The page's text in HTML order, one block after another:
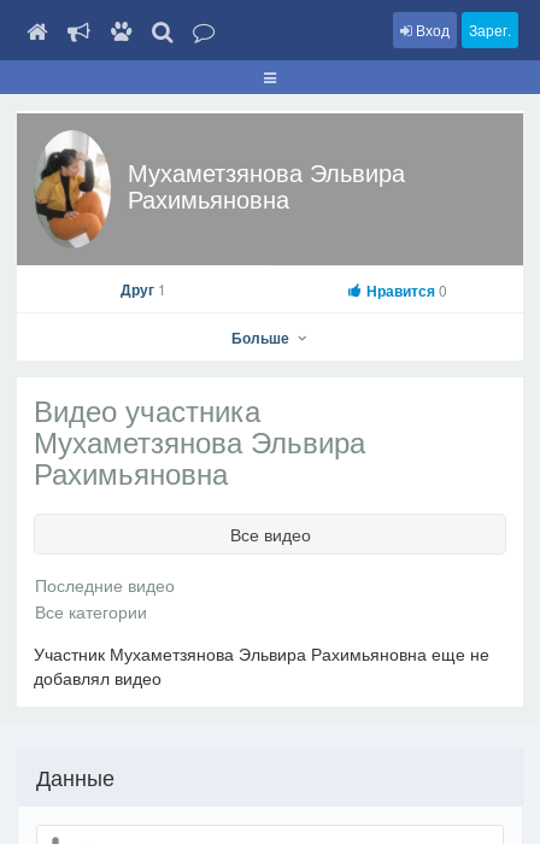
Вход Зарег.
Мухаметзянова Эльвира
Рахимьяновна
Мухаметзянова Эльвира Рахимьяновна
На профиль
Фото Видео
Друг 1 Нравится0
Больше
Видео участника
Мухаметзянова Эльвира
Рахимьяновна
Все видео
Участник Мухаметзянова Эльвира Рахимьяновна еще не
добавлял видео
Данные